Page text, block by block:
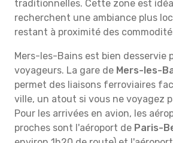
traditionnelles. Cette zone est
recherchent une ambiance plus
restant à proximité des
Mers-les-Bains est bien desservie
voyageurs. La gare de Mers-les-
permet des liaisons ferroviaires
ville, un atout si vous ne voyagez
Pour les arrivées en avion, les
proches sont l'aéroport de Paris-